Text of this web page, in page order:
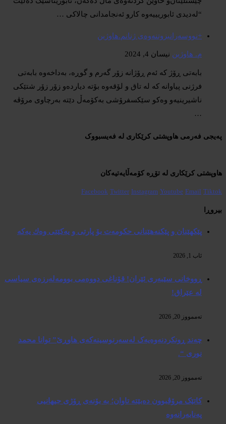
“لەدیدی ئابوریییەوە کارو ئەنجامدانی چالاکی …
+نووسەرانبزوتنەوەی ژنانم.هاوژین
م. هاوژین نیسان 4, 2024
بابەتی ڕۆژ کە ئەم ڕۆژانە زۆر گەرم و گوڕە، بەداخەوە بابەتی
فرژنی پیاوانە کە لە تاق و لۆقەوە بۆتە دیاردەو زۆر زۆر شتێکی
ناشیرینیەو وەکو سێکسفرۆشی بەکۆمەڵ دێتە بەرچاوی مرۆڤە
…
پەیجی فەرمی هاوپشتی کرێکاری لە فەیسبووک
هاوپشتی کرێکاری لە تۆڕە کۆمەڵایەتیەکان
Facebook Twitter Instagram Youtube Email Tiktok
بیروڕا
پێكهێنان و پێكنەهێنانی حكومەت بۆ پارتی و یەكێتی وەك یەكە
ئاب 1, 2026
ڕووخانی سێبەری ئێران! قۆناغی دووەمی بوومەلەرزەی سیاسی
لە عێراق!
تەممووز 20, 2026
چەند ڕونکردنەوەیەک لەسەرنوسینەکەی هاوڕێ” توانا محمد
نوری “.
تەممووز 20, 2026
کاتێک مرۆڤبوون دەبێتە تاوان؛ بە بۆنەی ڕۆژی جیهانیی
پەنابەرانەوە